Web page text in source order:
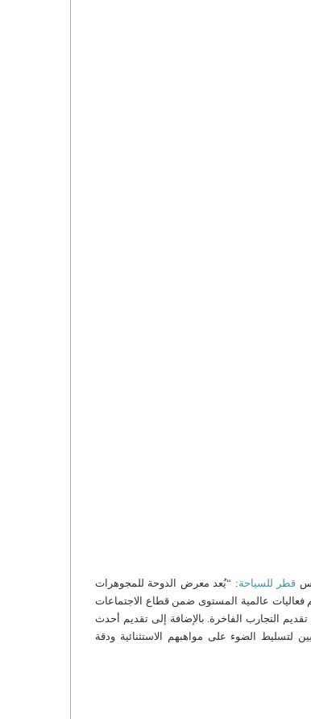
قطر للسياحة: “يُعد معرض الدوحة للمجوهرات
فعاليات عالمية المستوى ضمن قطاع الاجتماعات
التجارب الفاخرة. بالإضافة إلى تقديم أحدث
لتسليط الضوء على مواهبهم الاستثنائية ودقة